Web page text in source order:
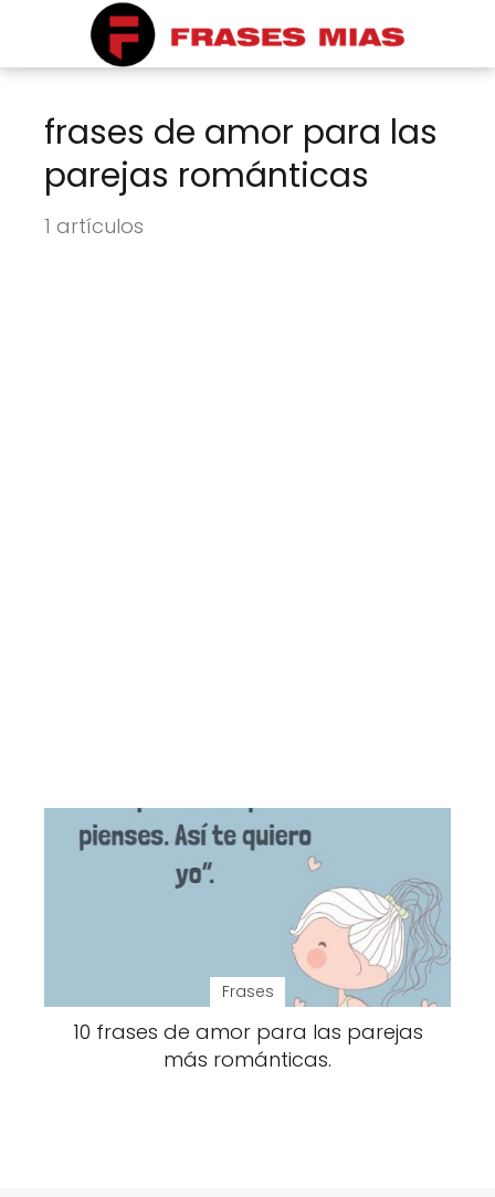
frases de amor para las
parejas románticas
1 artículos
Frases
10 frases de amor para las parejas
más románticas.